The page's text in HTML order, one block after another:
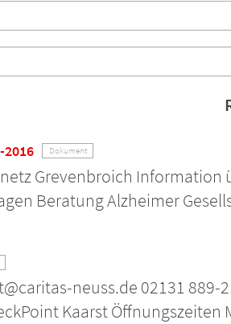
Dokument
Grevenbroich Information
Beratung Alzheimer
neuss.de 02131 889-
Kaarst Öffnungszeiten